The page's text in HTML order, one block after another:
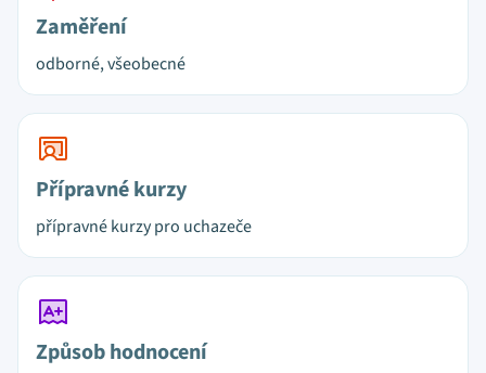
Zaměření
odborné, všeobecné
Přípravné kurzy
přípravné kurzy pro uchazeče
Způsob hodnocení